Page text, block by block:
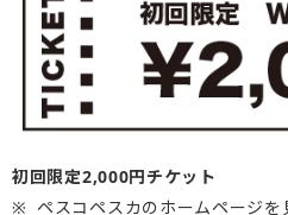
初回限定2,000円チケット
ペスコペスカのホームページ